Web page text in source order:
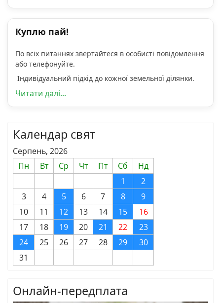
Куплю пай!
По всіх питаннях звертайтеся в особисті повідомлення
або телефонуйте.
Індивідуальний підхід до кожної земельної ділянки.
Читати далі...
Календар свят
Серпень, 2026
Пн
Вт Ср Чт Пт Сб
Нд
1
2
3
4 5 6 7 8
9
10
11 12 13 14 15
16
17
18 19 20 21 22
23
24
25 26 27 28 29
30
31
Онлайн-передплата